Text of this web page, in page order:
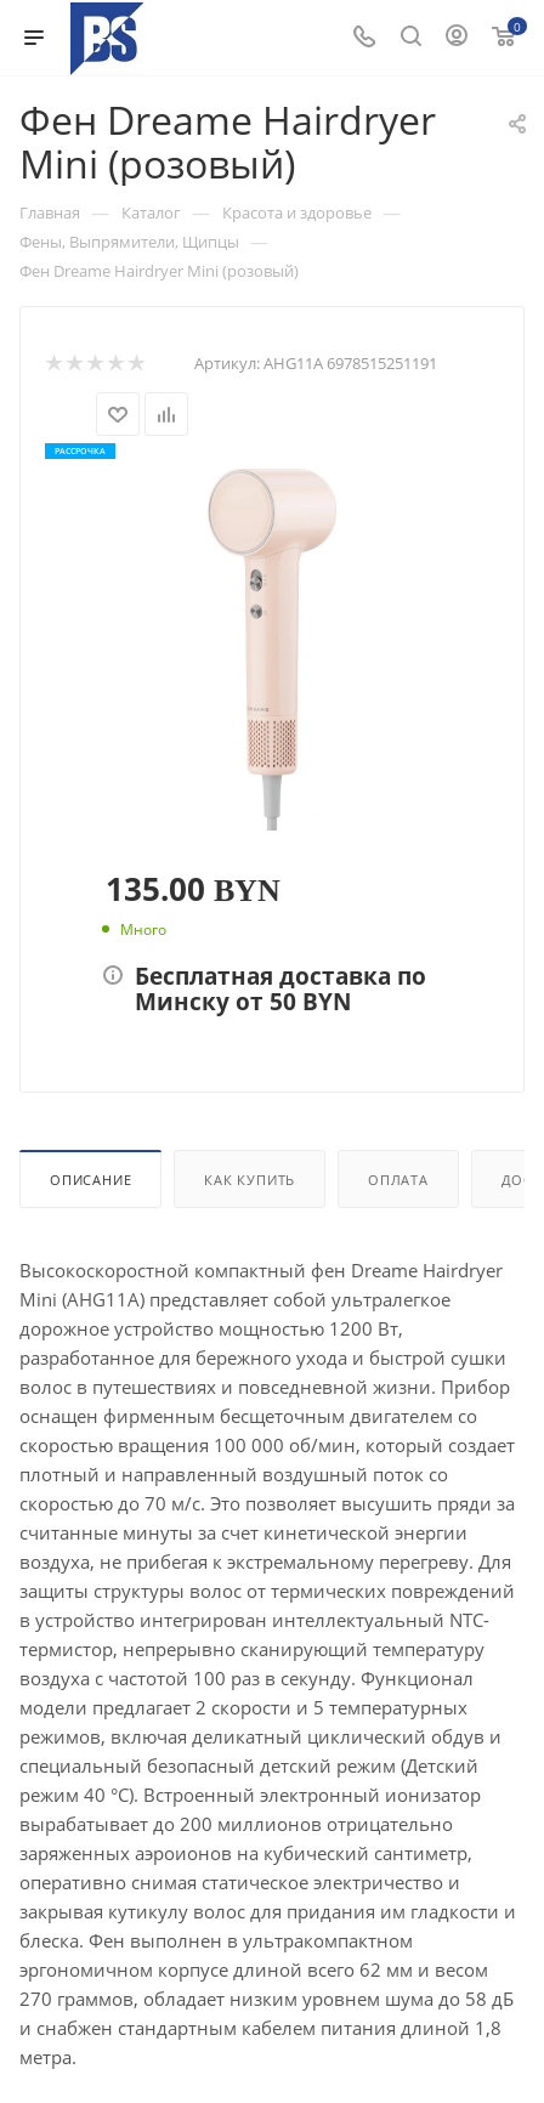
0
Фен Dreame Hairdryer
Mini (розовый)
Главная — Каталог — Красота и здоровье —
Фены, Выпрямители, Щипцы —
Фен Dreame Hairdryer Mini (розовый)
Артикул:AHG11A 6978515251191
РАССРОЧКА
135.00 BYN
Много
Бесплатная доставка по
Минску от 50 BYN
ОПИСАНИЕ КАК КУПИТЬ ОПЛАТА
Высокоскоростной компактный фен Dreame Hairdryer
Mini (AHG11A) представляет собой ультралегкое
дорожное устройство мощностью 1200 Вт,
разработанное для бережного ухода и быстрой сушки
волос в путешествиях и повседневной жизни. Прибор
оснащен фирменным бесщеточным двигателем со
скоростью вращения 100 000 об/мин, который создает
плотный и направленный воздушный поток со
скоростью до 70 м/с. Это позволяет высушить пряди за
считанные минуты за счет кинетической энергии
воздуха, не прибегая к экстремальному перегреву. Для
защиты структуры волос от термических повреждений
в устройство интегрирован интеллектуальный NTC-
термистор, непрерывно сканирующий температуру
воздуха с частотой 100 раз в секунду. Функционал
модели предлагает 2 скорости и 5 температурных
режимов, включая деликатный циклический обдув и
специальный безопасный детский режим (Детский
режим 40 °C). Встроенный электронный ионизатор
вырабатывает до 200 миллионов отрицательно
заряженных аэроионов на кубический сантиметр,
оперативно снимая статическое электричество и
закрывая кутикулу волос для придания им гладкости и
блеска. Фен выполнен в ультракомпактном
эргономичном корпусе длиной всего 62 мм и весом
270 граммов, обладает низким уровнем шума до 58 дБ
и снабжен стандартным кабелем питания длиной 1,8
метра.